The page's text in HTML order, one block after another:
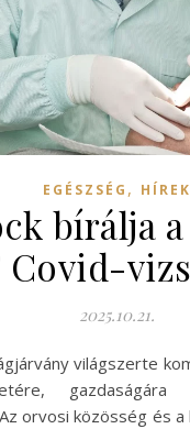
EGÉSZSÉG , HÍREK
bírálja a
Covid-
2025.10.21.
gazdaságára
orvosi közösség és a